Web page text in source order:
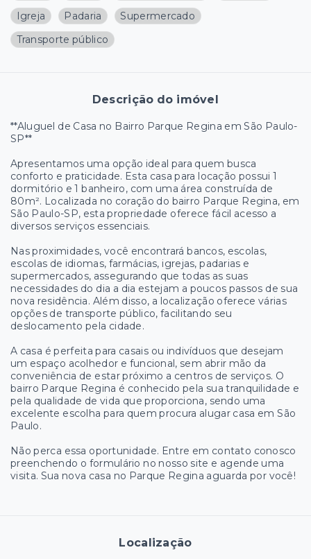
Igreja
Padaria
Supermercado
Transporte público
Descrição do imóvel
**Aluguel de Casa no Bairro Parque Regina em São Paulo-
SP**
Apresentamos uma opção ideal para quem busca
conforto e praticidade. Esta casa para locação possui 1
dormitório e 1 banheiro, com uma área construída de
80m². Localizada no coração do bairro Parque Regina, em
São Paulo-SP, esta propriedade oferece fácil acesso a
diversos serviços essenciais.
Nas proximidades, você encontrará bancos, escolas,
escolas de idiomas, farmácias, igrejas, padarias e
supermercados, assegurando que todas as suas
necessidades do dia a dia estejam a poucos passos de sua
nova residência. Além disso, a localização oferece várias
opções de transporte público, facilitando seu
deslocamento pela cidade.
A casa é perfeita para casais ou indivíduos que desejam
um espaço acolhedor e funcional, sem abrir mão da
conveniência de estar próximo a centros de serviços. O
bairro Parque Regina é conhecido pela sua tranquilidade e
pela qualidade de vida que proporciona, sendo uma
excelente escolha para quem procura alugar casa em São
Paulo.
Não perca essa oportunidade. Entre em contato conosco
preenchendo o formulário no nosso site e agende uma
visita. Sua nova casa no Parque Regina aguarda por você!
Localização